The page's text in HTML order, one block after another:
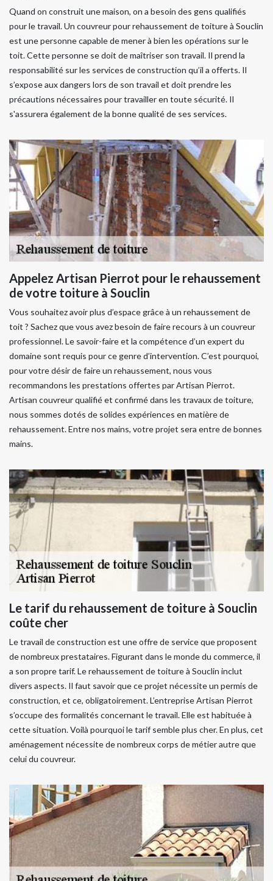
Quand on construit une maison, on a besoin des gens qualifiés
pour le travail. Un couvreur pour rehaussement de toiture à Souclin
est une personne capable de mener à bien les opérations sur le
toit. Cette personne se doit de maîtriser son travail. Il prend la
responsabilité sur les services de construction qu’il a offerts. Il
s’expose aux dangers lors de son travail et doit prendre les
précautions nécessaires pour travailler en toute sécurité. Il
s'assurera également de la bonne qualité de ses services.
Appelez Artisan Pierrot pour le rehaussement
de votre toiture à Souclin
Vous souhaitez avoir plus d’espace grâce à un rehaussement de
toit ? Sachez que vous avez besoin de faire recours à un couvreur
professionnel. Le savoir-faire et la compétence d’un expert du
domaine sont requis pour ce genre d’intervention. C’est pourquoi,
pour votre désir de faire un rehaussement, nous vous
recommandons les prestations offertes par Artisan Pierrot.
Artisan couvreur qualifié et confirmé dans les travaux de toiture,
nous sommes dotés de solides expériences en matière de
rehaussement. Entre nos mains, votre projet sera entre de bonnes
mains.
Le tarif du rehaussement de toiture à Souclin
coûte cher
Le travail de construction est une offre de service que proposent
de nombreux prestataires. Figurant dans le monde du commerce, il
a son propre tarif. Le rehaussement de toiture à Souclin inclut
divers aspects. Il faut savoir que ce projet nécessite un permis de
construction, et ce, obligatoirement. L’entreprise Artisan Pierrot
s’occupe des formalités concernant le travail. Elle est habituée à
cette situation. Voilà pourquoi le tarif semble plus cher. En plus, cet
aménagement nécessite de nombreux corps de métier autre que
celui du couvreur.